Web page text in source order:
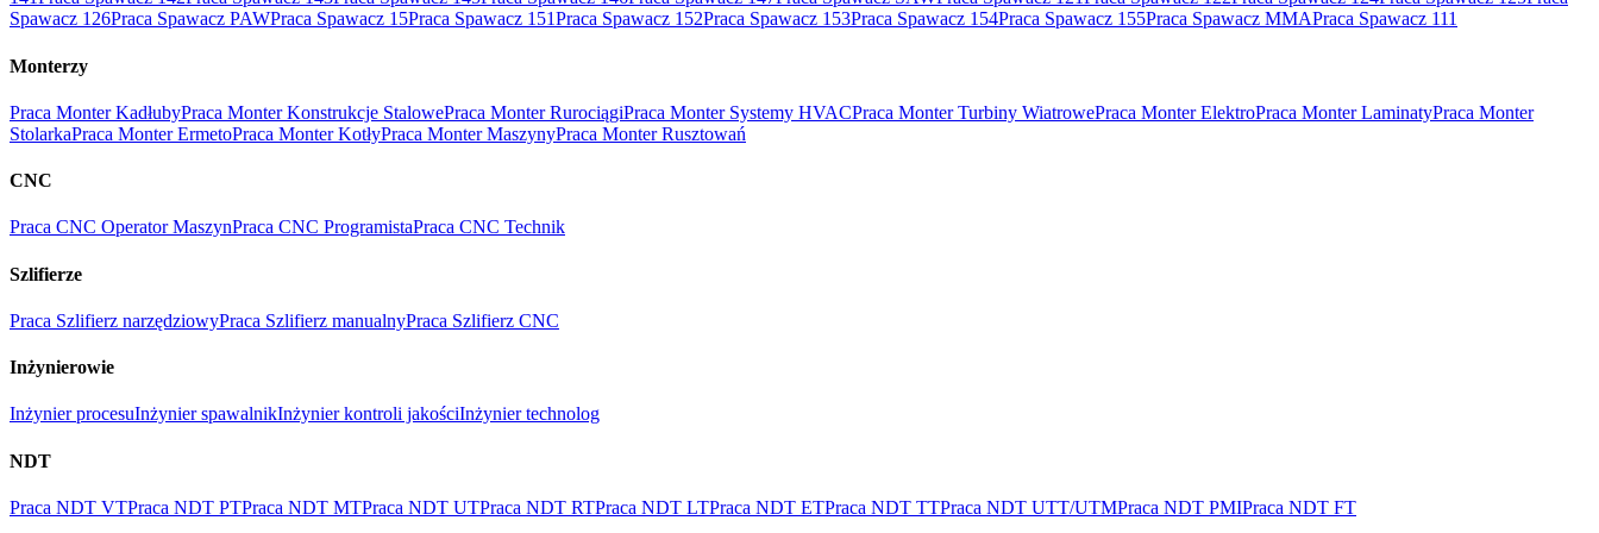
Spawacz 126Praca Spawacz PAWPraca Spawacz 15Praca Spawacz 151Praca Spawacz 152Praca Spawacz 153Praca Spawacz 154Praca Spawacz 155Praca Spawacz MMAPraca Spawacz 111
Monterzy
Praca Monter KadłubyPraca Monter Konstrukcje StalowePraca Monter RurociągiPraca Monter Systemy HVACPraca Monter Turbiny WiatrowePraca Monter ElektroPraca Monter LaminatyPraca Monter
StolarkaPraca Monter ErmetoPraca Monter KotłyPraca Monter MaszynyPraca Monter Rusztowań
CNC
Praca CNC Operator MaszynPraca CNC ProgramistaPraca CNC Technik
Szlifierze
Praca Szlifierz narzędziowyPraca Szlifierz manualnyPraca Szlifierz CNC
Inżynierowie
Inżynier procesuInżynier spawalnikInżynier kontroli jakościInżynier technolog
NDT
Praca NDT VTPraca NDT PTPraca NDT MTPraca NDT UTPraca NDT RTPraca NDT LTPraca NDT ETPraca NDT TTPraca NDT UTT/UTMPraca NDT PMIPraca NDT FT